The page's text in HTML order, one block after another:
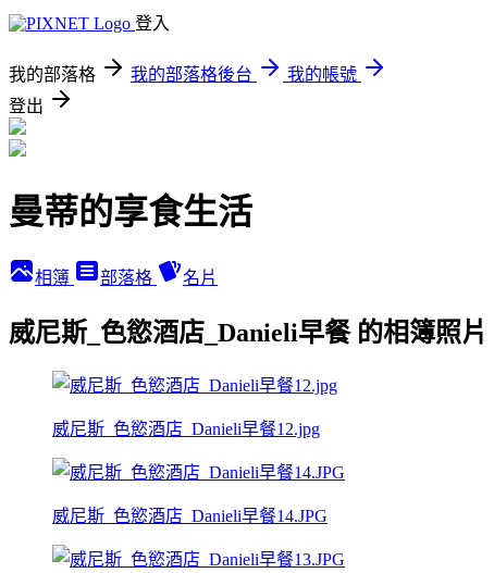
登入
我的部落格 我的部落格後台
我的帳號
登出
曼蒂的享食生活
相簿 部落格 名片
威尼斯_色慾酒店_Danieli早餐 的相簿照片
威尼斯_色慾酒店_Danieli早餐12.jpg
威尼斯_色慾酒店_Danieli早餐14.JPG